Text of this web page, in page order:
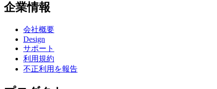
企業情報
会社概要
Design
サポート
利用規約
不正利用を報告